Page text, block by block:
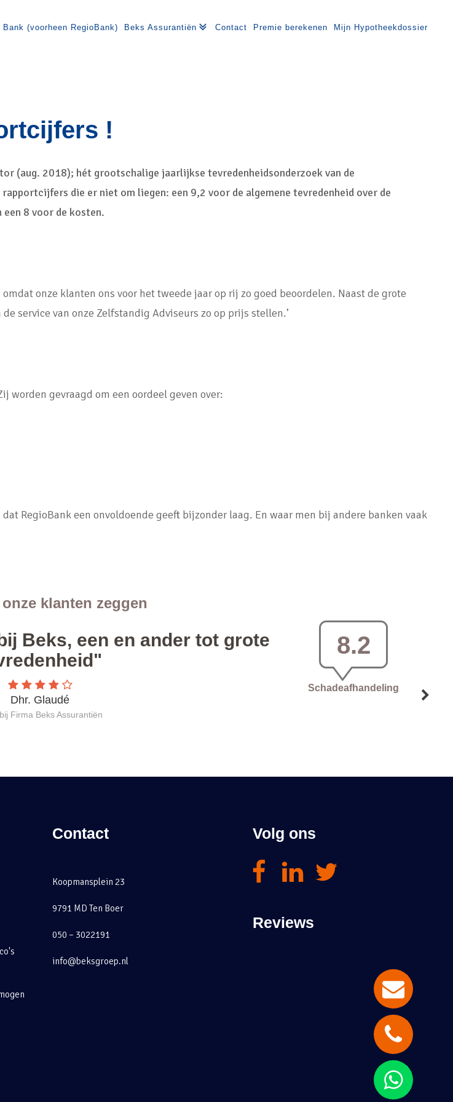
Bank (voorheen RegioBank) Beks Assurantiën Contact Premie berekenen Mijn Hypotheekdossier
!
(aug. 2018); hét grootschalige jaarlijkse tevredenheidsonderzoek van de
die er niet om liegen: een 9,2 voor de algemene tevredenheid over de
8 voor de kosten.
onze klanten ons voor het tweede jaar op rij zo goed beoordelen. Naast de grote
service van onze Zelfstandig Adviseurs zo op prijs stellen.’
gevraagd om een oordeel geven over:
RegioBank een onvoldoende geeft bijzonder laag. En waar men bij andere banken vaak
Contact
Koopmansplein 23
9791 MD Ten Boer
050 – 3022191
info@beksgroep.nl
Volg ons
Reviews